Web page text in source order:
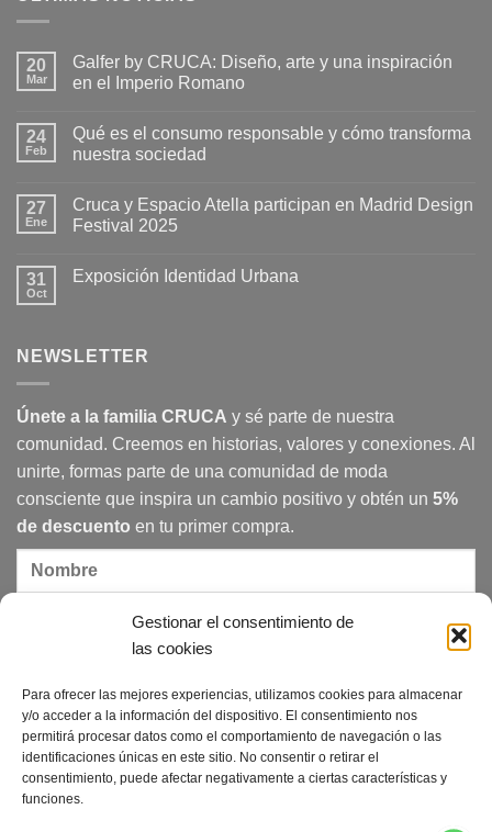
Gestionar el consentimiento de
las cookies
Para ofrecer las mejores experiencias, utilizamos cookies para almacenar
y/o acceder a la información del dispositivo. El consentimiento nos
permitirá procesar datos como el comportamiento de navegación o las
identificaciones únicas en este sitio. No consentir o retirar el
consentimiento, puede afectar negativamente a ciertas características y
funciones.
20
Mar
Galfer by CRUCA: Diseño, arte y una inspiración
en el Imperio Romano
comentarios
en
Galfer
Diseño,
arte
y
en
24
Feb
Qué es el consumo responsable y cómo transforma
nuestra sociedad
comentarios
en
Qué
consumo
responsable
nuestra
sociedad
27
Ene
Cruca y Espacio Atella participan en Madrid Design
Festival 2025
comentarios
Atella
participan
Festival
31
Oct
Exposición Identidad Urbana
Exposición
NEWSLETTER
Únete a la familia CRUCA y sé parte de nuestra
comunidad. Creemos en historias, valores y conexiones. Al
unirte, formas parte de una comunidad de moda
consciente que inspira un cambio positivo y obtén un 5%
de descuento en tu primer compra.
Acepto la política de privacidad